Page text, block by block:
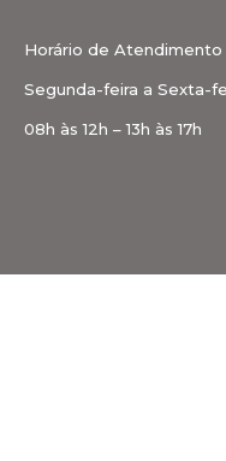
Horário de Atendimento
Segunda-feira a Sexta-
08h às 12h – 13h às 17h